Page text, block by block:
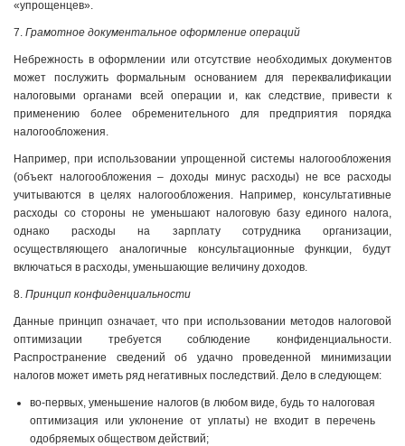
«упрощенцев».
7. Грамотное документальное оформление операций
Небрежность в оформлении или отсутствие необходимых документов
может послужить формальным основанием для переквалификации
налоговыми органами всей операции и, как следствие, привести к
применению более обременительного для предприятия порядка
налогообложения.
Например, при использовании упрощенной системы налогообложения
(объект налогообложения – доходы минус расходы) не все расходы
учитываются в целях налогообложения. Например, консультативные
расходы со стороны не уменьшают налоговую базу единого налога,
однако расходы на зарплату сотрудника организации,
осуществляющего аналогичные консультационные функции, будут
включаться в расходы, уменьшающие величину доходов.
8. Принцип конфиденциальности
Данные принцип означает, что при использовании методов налоговой
оптимизации требуется соблюдение конфиденциальности.
Распространение сведений об удачно проведенной минимизации
налогов может иметь ряд негативных последствий. Дело в следующем:
во-первых, уменьшение налогов (в любом виде, будь то налоговая
оптимизация или уклонение от уплаты) не входит в перечень
одобряемых обществом действий;